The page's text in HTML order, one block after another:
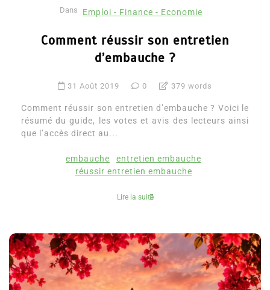
Dans Emploi - Finance - Economie
Comment réussir son entretien
d’embauche ?
31 Août 2019 0 379 words
Comment réussir son entretien d’embauche ? Voici le
résumé du guide, les votes et avis des lecteurs ainsi
que l’accès direct au...
embauche
entretien embauche
réussir entretien embauche
Lire la suite